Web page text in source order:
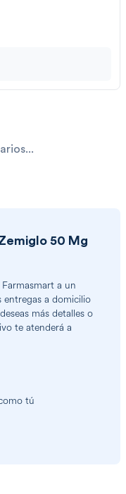
50 Mg
a un
a domicilio
más detalles o
te atenderá a
tú